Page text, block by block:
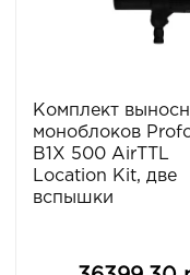
Комплект
моноблоков
B1X 500 AirTTL
Location Kit, две
вспышки